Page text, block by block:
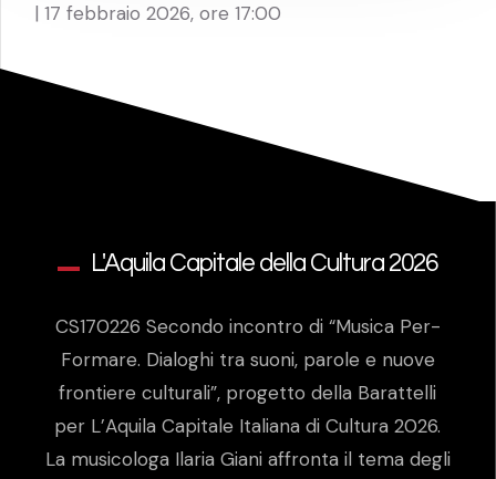
| 17 febbraio 2026, ore 17:00
L'Aquila Capitale della Cultura 2026
CS170226 Secondo incontro di “Musica Per-
Formare. Dialoghi tra suoni, parole e nuove
frontiere culturali”, progetto della Barattelli
per L’Aquila Capitale Italiana di Cultura 2026.
La musicologa Ilaria Giani affronta il tema degli